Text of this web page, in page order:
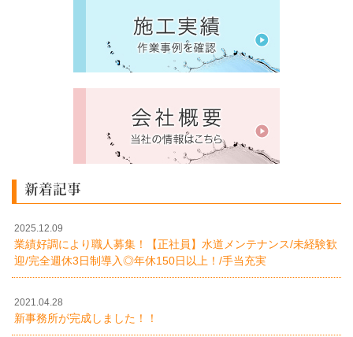
新着記事
2025.12.09
業績好調により職人募集！【正社員】水道メンテナンス/未経験歓
迎/完全週休3日制導入◎年休150日以上！/手当充実
2021.04.28
新事務所が完成しました！！